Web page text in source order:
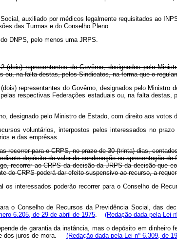
auxiliado por médicos legalmente requisitados ao
das Turmas e do Conselho Pleno.
DNPS, pelo menos uma JRPS.
representantes do Govêrno, designados pelo
na falta destas, pelos Sindicatos, na forma que o
representantes do Govêrno, designados pelo
respectivas Federações estaduais ou, na falta
designado pelo Ministro de Estado, com direito aos votos
voluntários, interpostos pelos interessados no
e das emprêsas.
recorrer para o CRPS, no prazo de 30 (trinta) dias,
depósito do valor da condenação ou apresentação de
ao CRPS da decisão da JRPS da decisão que
do CRPS poderá dar efeito suspensivo ao recurso, a
interessados poderão recorrer para o Conselho de
de Recursos da Previdência Social, das
6.205, de 29 de abril de 1975. (Redação dada pela Lei
de garantia da instância, mas o depósito em dinheiro
e dos juros de mora. (Redação dada pela Lei nº 6.309, de